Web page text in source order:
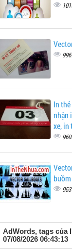
In
nhận
xe, in
buồm
AdWords, tags của
07/08/2026 06:43:13